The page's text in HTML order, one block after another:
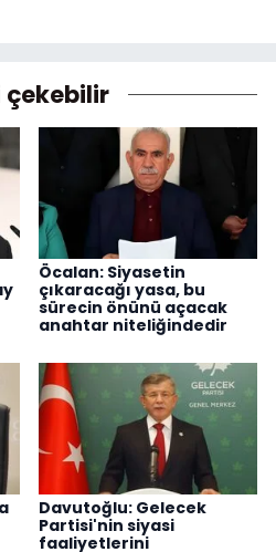
çekebilir
Öcalan: Siyasetin
çıkaracağı yasa, bu
sürecin önünü açacak
anahtar niteliğindedir
Davutoğlu: Gelecek
Partisi'nin siyasi
faaliyetlerini